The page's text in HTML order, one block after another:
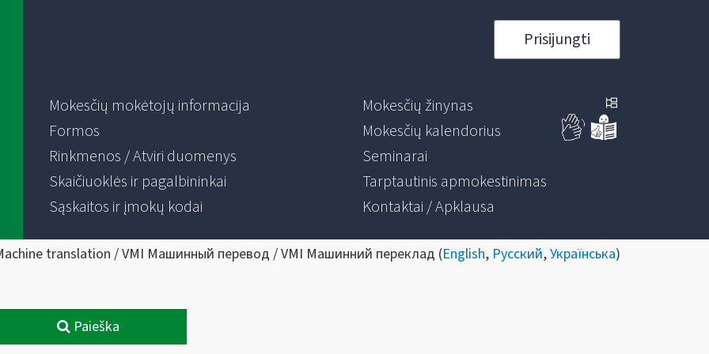
Prisijungti
Mokesčių mokėtojų informacija
Formos
Rinkmenos / Atviri duomenys
Skaičiuoklės ir pagalbininkai
Sąskaitos ir įmokų kodai
Mokesčių žinynas
Mokesčių kalendorius
Seminarai
Tarptautinis apmokestinimas
Kontaktai / Apklausa
translation / VMI Машинный перевод / VMI Машинний переклад (English, Русский,Українська)
Paieška